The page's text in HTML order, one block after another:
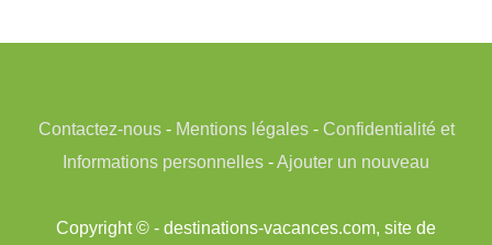
Contactez-nous- Mentions légales- Confidentialité et
Informations personnelles -Ajouter un nouveau
Copyright © - destinations-vacances.com, site de